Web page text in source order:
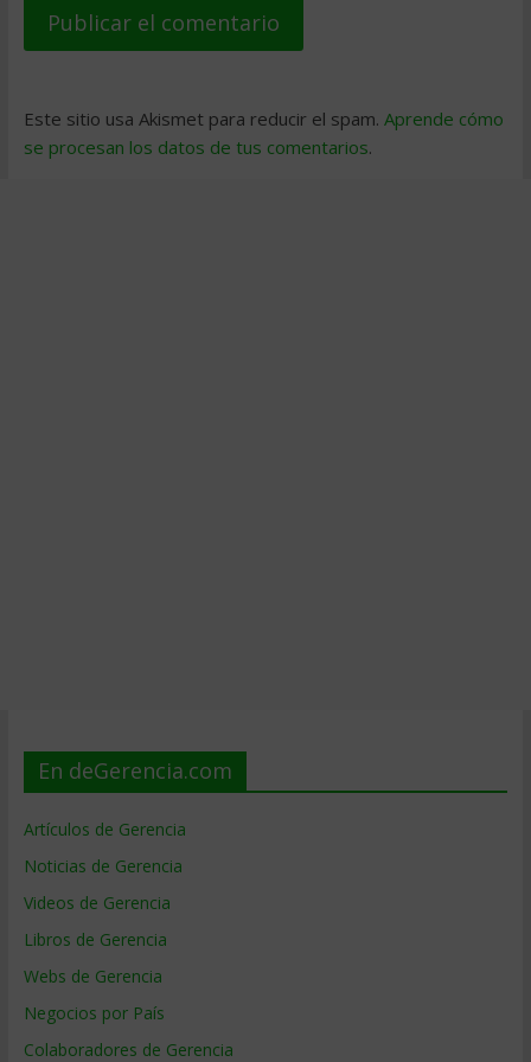
Este sitio usa Akismet para reducir el spam. Aprende cómo
se procesan los datos de tus comentarios.
En deGerencia.com
Artículos de Gerencia
Noticias de Gerencia
Videos de Gerencia
Libros de Gerencia
Webs de Gerencia
Negocios por País
Colaboradores de Gerencia